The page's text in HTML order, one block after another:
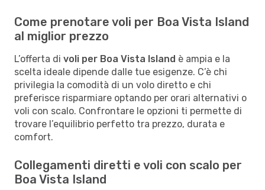
Come prenotare voli per Boa Vista Island
al miglior prezzo
L’offerta di voli per Boa Vista Island è ampia e la
scelta ideale dipende dalle tue esigenze. C’è chi
privilegia la comodità di un volo diretto e chi
preferisce risparmiare optando per orari alternativi o
voli con scalo. Confrontare le opzioni ti permette di
trovare l’equilibrio perfetto tra prezzo, durata e
comfort.
Collegamenti diretti e voli con scalo per
Boa Vista Island